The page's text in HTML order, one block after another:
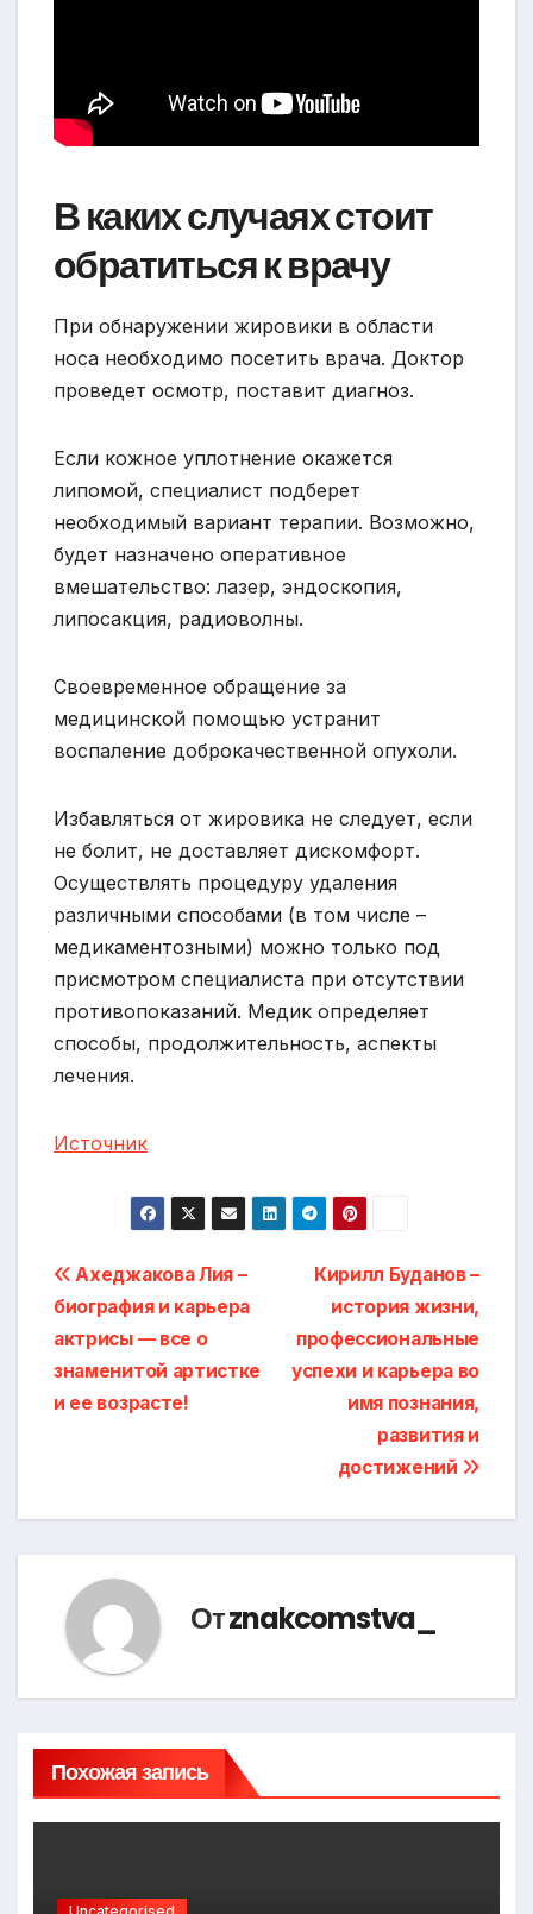
В каких случаях стоит
обратиться к врачу
При обнаружении жировики в области
носа необходимо посетить врача. Доктор
проведет осмотр, поставит диагноз.
Если кожное уплотнение окажется
липомой, специалист подберет
необходимый вариант терапии. Возможно,
будет назначено оперативное
вмешательство: лазер, эндоскопия,
липосакция, радиоволны.
Своевременное обращение за
медицинской помощью устранит
воспаление доброкачественной опухоли.
Избавляться от жировика не следует, если
не болит, не доставляет дискомфорт.
Осуществлять процедуру удаления
различными способами (в том числе –
медикаментозными) можно только под
присмотром специалиста при отсутствии
противопоказаний. Медик определяет
способы, продолжительность, аспекты
лечения.
Источник
Навигация
по
записям
Кирилл Буданов –
история жизни,
профессиональные
успехи и карьера во
имя познания,
развития и
достижений
Ахеджакова Лия –
биография и карьера
актрисы — все о
знаменитой артистке
и ее возрасте!
Отznakcomstva_
Похожая запись